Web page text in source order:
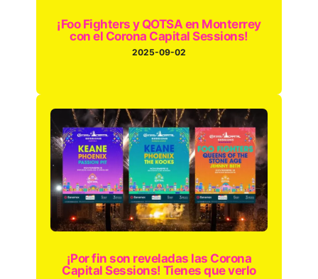
¡Foo Fighters y QOTSA en Monterrey
con el Corona Capital Sessions!
2025-09-02
¡Por fin son reveladas las Corona
Capital Sessions! Tienes que verlo